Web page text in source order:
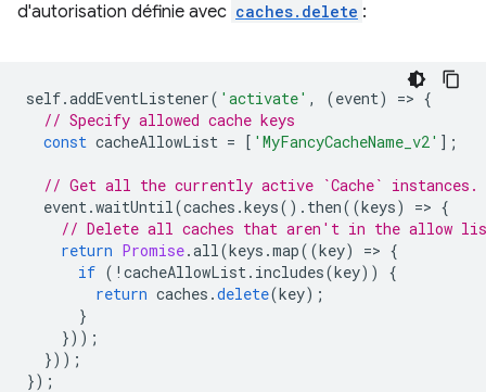
d'autorisation définie avec caches.delete :
self.addEventListener( 'activate' , (event) => {
// Specify allowed cache keys
const cacheAllowList = [ 'MyFancyCacheName_v2' ];
// Get all the currently active `Cache` instances.
event.waitUntil(caches .keys(). then((keys) => {
// Delete all caches that aren't in the allow
return Promise.all(keys .map((key) => {
if ( ! cacheAllowList. includes(key))
{
return caches .delete(key);
}
}));
}));
});